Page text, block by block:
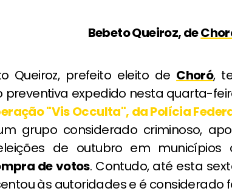
Bebeto Queiroz, de
Queiroz, prefeito eleito de Choró,
preventiva expedido nesta quarta-
"Vis Occulta", da Polícia
grupo considerado criminoso,
de outubro em municípios
de votos. Contudo, até esta
às autoridades e é considerado